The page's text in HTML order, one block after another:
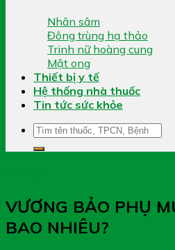
Nhân sâm
Đông trùng hạ thảo
Trinh nữ hoàng cung
Mật ong
Thiết bị y tế
Hệ thống nhà thuốc
Tin tức sức khỏe
Tìm
kiếm:
VƯƠNG BẢO PHỤ
BAO NHIÊU?